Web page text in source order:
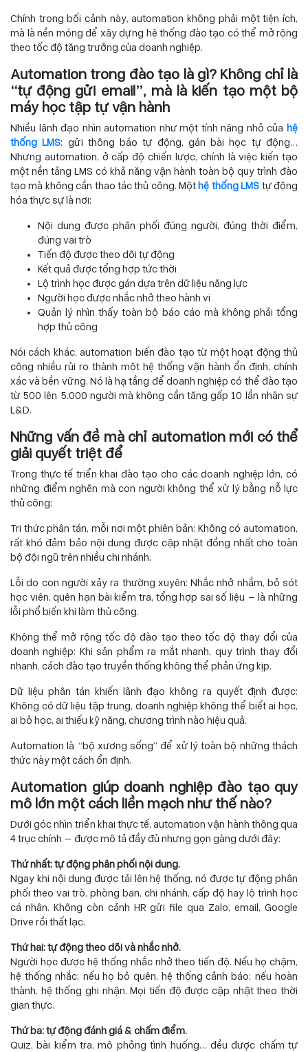
Chính trong bối cảnh này, automation không phải một tiện ích,
mà là nền móng để xây dựng hệ thống đào tạo có thể mở rộng
theo tốc độ tăng trưởng của doanh nghiệp.
Automation trong đào tạo là gì? Không chỉ là
“tự động gửi email”, mà là kiến tạo một bộ
máy học tập tự vận hành
Nhiều lãnh đạo nhìn automation như một tính năng nhỏ của hệ
thống LMS: gửi thông báo tự động, gán bài học tự động…
Nhưng automation, ở cấp độ chiến lược, chính là việc kiến tạo
một nền tảng LMS có khả năng vận hành toàn bộ quy trình đào
tạo mà không cần thao tác thủ công. Một hệ thống LMS tự động
hóa thực sự là nơi:
Nội dung được phân phối đúng người, đúng thời điểm,
đúng vai trò
Tiến độ được theo dõi tự động
Kết quả được tổng hợp tức thời
Lộ trình học được gán dựa trên dữ liệu năng lực
Người học được nhắc nhở theo hành vi
Quản lý nhìn thấy toàn bộ báo cáo mà không phải tổng
hợp thủ công
Nói cách khác, automation biến đào tạo từ một hoạt động thủ
công nhiều rủi ro thành một hệ thống vận hành ổn định, chính
xác và bền vững. Nó là hạ tầng để doanh nghiệp có thể đào tạo
từ 500 lên 5.000 người mà không cần tăng gấp 10 lần nhân sự
L&D.
Những vấn đề mà chỉ automation mới có thể
giải quyết triệt để
Trong thực tế triển khai đào tạo cho các doanh nghiệp lớn, có
những điểm nghẽn mà con người không thể xử lý bằng nỗ lực
thủ công:
Tri thức phân tán, mỗi nơi một phiên bản: Không có automation,
rất khó đảm bảo nội dung được cập nhật đồng nhất cho toàn
bộ đội ngũ trên nhiều chi nhánh.
Lỗi do con người xảy ra thường xuyên: Nhắc nhở nhầm, bỏ sót
học viên, quên hạn bài kiểm tra, tổng hợp sai số liệu — là những
lỗi phổ biến khi làm thủ công.
Không thể mở rộng tốc độ đào tạo theo tốc độ thay đổi của
doanh nghiệp: Khi sản phẩm ra mắt nhanh, quy trình thay đổi
nhanh, cách đào tạo truyền thống không thể phản ứng kịp.
Dữ liệu phân tán khiến lãnh đạo không ra quyết định được:
Không có dữ liệu tập trung, doanh nghiệp không thể biết ai học,
ai bỏ học, ai thiếu kỹ năng, chương trình nào hiệu quả.
Automation là “bộ xương sống” để xử lý toàn bộ những thách
thức này một cách ổn định.
Automation giúp doanh nghiệp đào tạo quy
mô lớn một cách liền mạch như thế nào?
Dưới góc nhìn triển khai thực tế, automation vận hành thông qua
4 trục chính — được mô tả đầy đủ nhưng gọn gàng dưới đây:
Thứ nhất: tự động phân phối nội dung.
Ngay khi nội dung được tải lên hệ thống, nó được tự động phân
phối theo vai trò, phòng ban, chi nhánh, cấp độ hay lộ trình học
cá nhân. Không còn cảnh HR gửi file qua Zalo, email, Google
Drive rồi thất lạc.
Thứ hai: tự động theo dõi và nhắc nhở.
Người học được hệ thống nhắc nhở theo tiến độ. Nếu họ chậm,
hệ thống nhắc; nếu họ bỏ quên, hệ thống cảnh báo; nếu hoàn
thành, hệ thống ghi nhận. Mọi tiến độ được cập nhật theo thời
gian thực.
Thứ ba: tự động đánh giá & chấm điểm.
Quiz, bài kiểm tra, mô phỏng tình huống… đều được chấm tự